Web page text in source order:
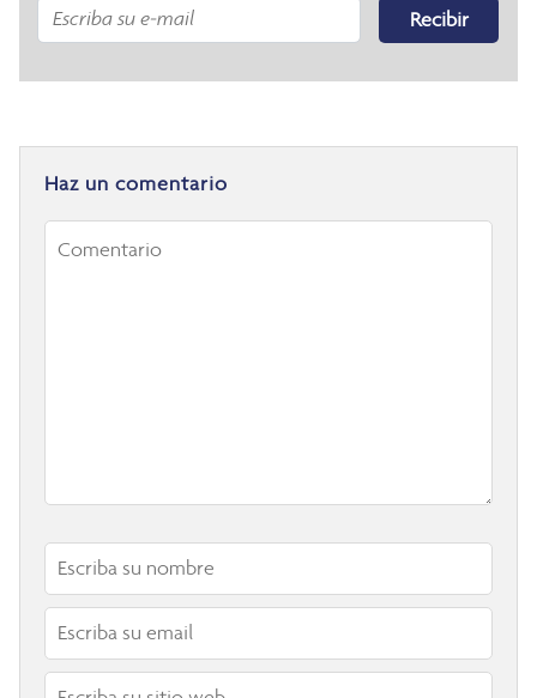
Recibir
Haz un comentario